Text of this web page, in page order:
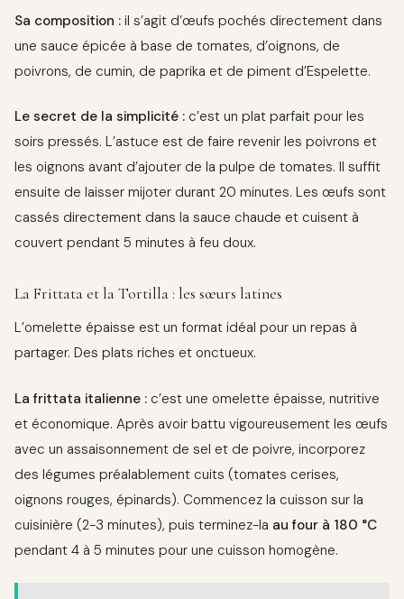
Sa composition : il s’agit d’œufs pochés directement dans
une sauce épicée à base de tomates, d’oignons, de
poivrons, de cumin, de paprika et de piment d’Espelette.
Le secret de la simplicité : c’est un plat parfait pour les
soirs pressés. L’astuce est de faire revenir les poivrons et
les oignons avant d’ajouter de la pulpe de tomates. Il suffit
ensuite de laisser mijoter durant 20 minutes. Les œufs sont
cassés directement dans la sauce chaude et cuisent à
couvert pendant 5 minutes à feu doux.
La Frittata et la Tortilla : les sœurs latines
L’omelette épaisse est un format idéal pour un repas à
partager. Des plats riches et onctueux.
La frittata italienne : c’est une omelette épaisse, nutritive
et économique. Après avoir battu vigoureusement les œufs
avec un assaisonnement de sel et de poivre, incorporez
des légumes préalablement cuits (tomates cerises,
oignons rouges, épinards). Commencez la cuisson sur la
cuisinière (2-3 minutes), puis terminez-la au four à 180 °C
pendant 4 à 5 minutes pour une cuisson homogène.